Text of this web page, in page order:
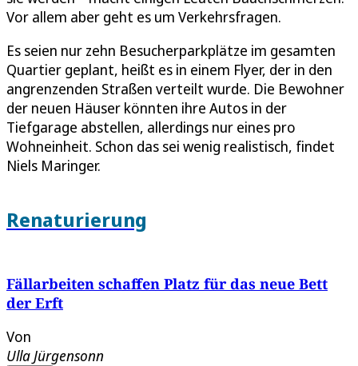
Vor allem aber geht es um Verkehrsfragen.
Es seien nur zehn Besucherparkplätze im gesamten
Quartier geplant, heißt es in einem Flyer, der in den
angrenzenden Straßen verteilt wurde. Die Bewohner
der neuen Häuser könnten ihre Autos in der
Tiefgarage abstellen, allerdings nur eines pro
Wohneinheit. Schon das sei wenig realistisch, findet
Niels Maringer.
Renaturierung
Fällarbeiten schaffen Platz für das neue Bett
der Erft
Von
Ulla Jürgensonn